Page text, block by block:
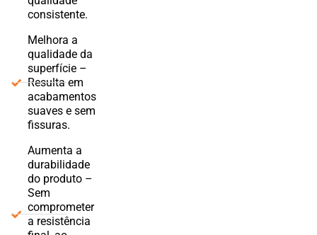
consistente.
Melhora a
qualidade da
superfície –
Resulta em
acabamentos
suaves e sem
fissuras.
Aumenta a
durabilidade
do produto –
Sem
comprometer
a resistência